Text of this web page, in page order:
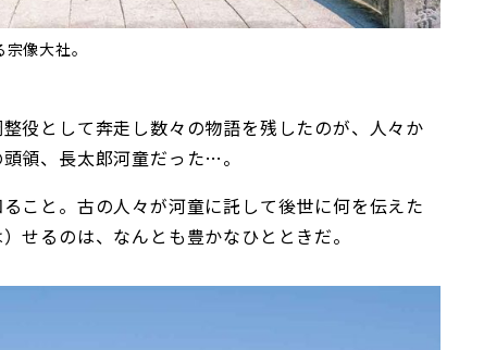
像大社。
役として奔走し数々の物語を残したのが、人々か
領、長太郎河童だった…。
こと。古の人々が河童に託して後世に何を伝えた
せるのは、なんとも豊かなひとときだ。